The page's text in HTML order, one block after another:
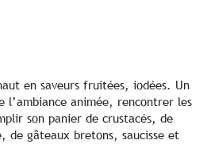
aux
en saveurs fruitées, iodées. Un
l’ambiance animée, rencontrer les
son panier de crustacés, de
de gâteaux bretons, saucisse et